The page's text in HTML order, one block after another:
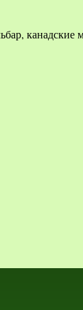
канадские